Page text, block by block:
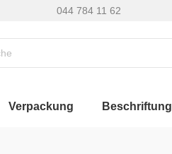
044 784 11 62
Verpackung Beschriftung